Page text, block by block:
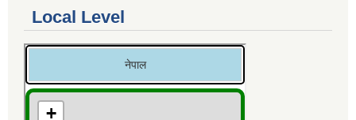
Local Level